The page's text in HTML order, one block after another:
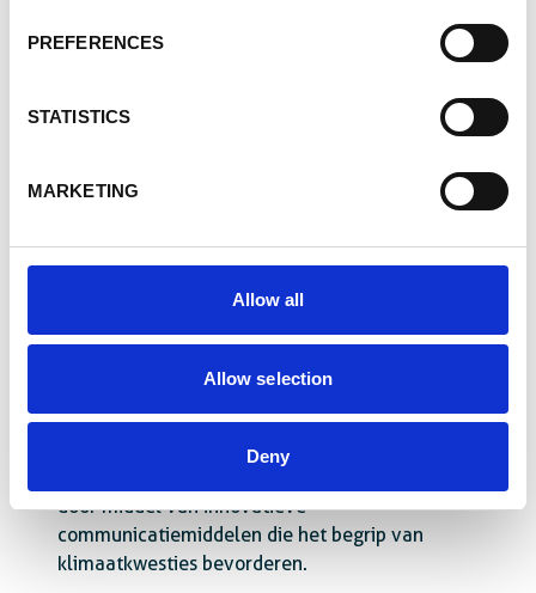
PREFERENCES
STATISTICS
MARKETING
Allow all
Allow selection
Deny
doelstellingen:
• Versterking van de capaciteit voor monitoring
en beheer van grondwater door de installatie
ontwikkeling van een platform voor informatie-
garanderen en de klimaatverandering het hoofd
• Het bewustzijn van politici en het grote publiek
vergroten voor het behoud, het rationele
door middel van innovatieve
communicatiemiddelen die het begrip van
klimaatkwesties bevorderen.